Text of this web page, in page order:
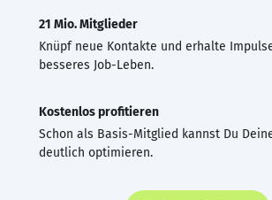
21 Mio. Mitglieder
Knüpf neue Kontakte und erhalte
besseres Job-Leben.
Kostenlos profitieren
Schon als Basis-Mitglied kannst Du
deutlich optimieren.